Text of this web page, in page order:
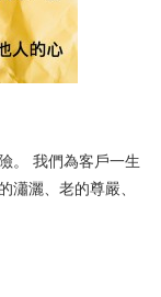
。 我們為客戶一生
瀟灑、老的尊嚴、